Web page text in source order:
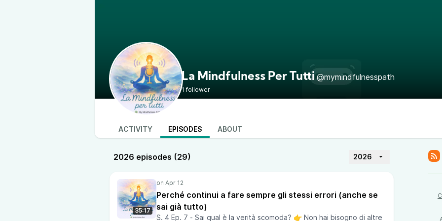
La Mindfulness Per Tutti @mymindfulnesspath
1 follower
ACTIVITY EPISODES ABOUT
2026 episodes (29) 2026
35:17
Perché continui a fare sempre gli stessi errori (anche se
sai già tutto)
S. 4 Ep. 7 - Sai qual è la verità scomoda? 👉 Non hai bisogno di altre